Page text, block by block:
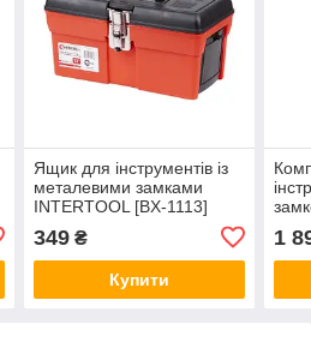
Ящик для інструментів із
металевими замками
INTERTOOL [BX-1113]
349₴
Купити
1